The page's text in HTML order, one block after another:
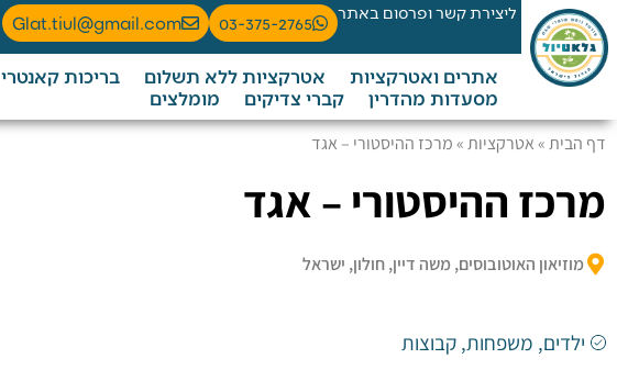
ליצירת קשר ופרסום באתר 03-375-2765
Glat.tiul@gmail.com
אתרים ואטרקציות אטרקציות ללא תשלום בריכות קאנטרי
מסעדות מהדרין
קברי צדיקים מומלצים
דף הבית»אטרקציות»מרכז ההיסטורי – אגד
מרכז ההיסטורי – אגד
מוזיאון האוטובוסים, משה דיין, חולון, ישראל
ילדים, משפחות, קבוצות